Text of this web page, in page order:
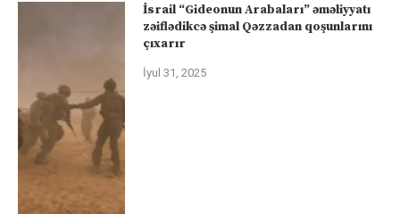
İsrail “Gideonun Arabaları” əməliyyatı
zəiflədikcə şimal Qəzzadan qoşunlarını
çıxarır
İyul 31, 2025